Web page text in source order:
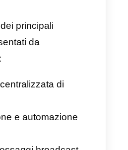
ruoli, presentano
e per le quali la
rapporto con la
sono i candidati migliori
Timelines.ai.